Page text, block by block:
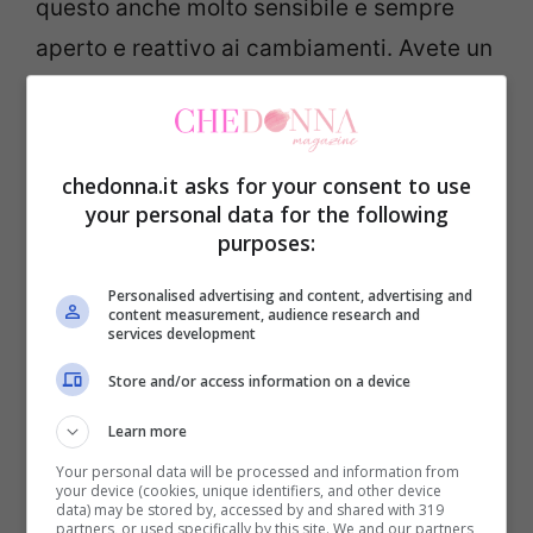
questo anche molto sensibile e sempre
aperto e reattivo ai cambiamenti. Avete un
giustizia. Essendo un carattere docile, in
quello che sentite piuttosto che ferire
qualcuno. Tutto sommato, siete persone
con le quali è facile andare d’accordo, ma
è anche vero che privilegiate l’amicizia di
poche e fidate persone. In amore, siete
docili, per questo sempre pronti a
perdonare e dimenticare.
Se invece vi accorgete che la posizione
chedonna.it asks for your consent to use
your personal data for the following
purposes:
Personalised advertising and content, advertising and
content measurement, audience research and
services development
Store and/or access information on a device
Learn more
Your personal data will be processed and information from
your device (cookies, unique identifiers, and other device
data) may be stored by, accessed by and shared with 319
partners, or used specifically by this site. We and our partners